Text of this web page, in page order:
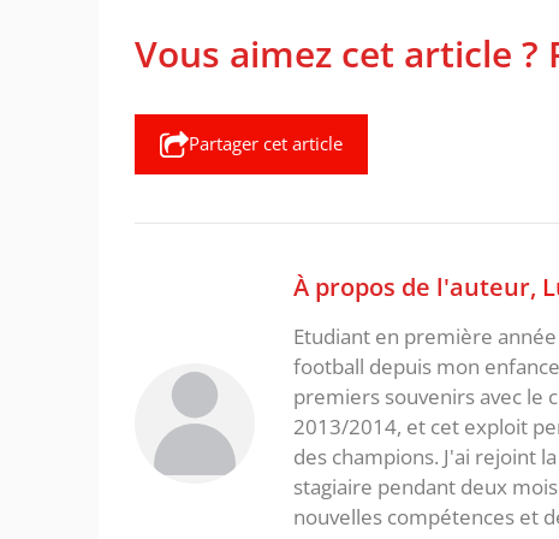
Vous aimez cet article ?
Partager cet article
À propos de l'auteur,
Etudiant en première année
football depuis mon
premiers souvenirs avec le
2013/2014, et cet exploit
des champions. J'ai rejoint
stagiaire pendant deux
nouvelles compétences et